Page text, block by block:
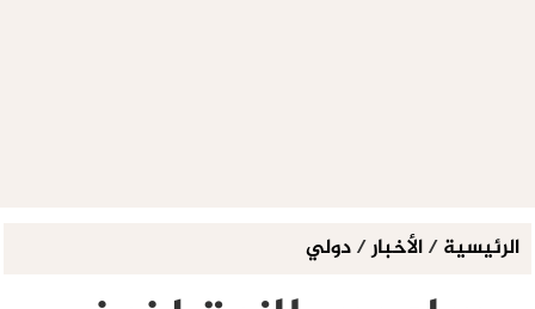
الرئيسية/الأخبار/دولي